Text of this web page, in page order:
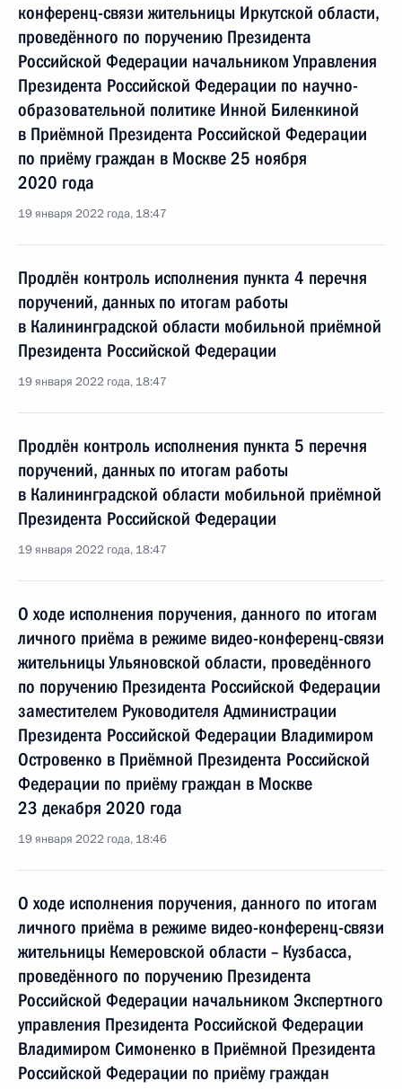
конференц-связи жительницы Иркутской области,
проведённого по поручению Президента
Российской Федерации начальником Управления
Президента Российской Федерации по научно-
образовательной политике Инной Биленкиной
в Приёмной Президента Российской Федерации
по приёму граждан в Москве 25 ноября
2020 года
19 января 2022 года, 18:47
Продлён контроль исполнения пункта 4 перечня
поручений, данных по итогам работы
в Калининградской области мобильной приёмной
Президента Российской Федерации
19 января 2022 года, 18:47
Продлён контроль исполнения пункта 5 перечня
поручений, данных по итогам работы
в Калининградской области мобильной приёмной
Президента Российской Федерации
19 января 2022 года, 18:47
О ходе исполнения поручения, данного по итогам
личного приёма в режиме видео-конференц-связи
жительницы Ульяновской области, проведённого
по поручению Президента Российской Федерации
заместителем Руководителя Администрации
Президента Российской Федерации Владимиром
Островенко в Приёмной Президента Российской
Федерации по приёму граждан в Москве
23 декабря 2020 года
19 января 2022 года, 18:46
О ходе исполнения поручения, данного по итогам
личного приёма в режиме видео-конференц-связи
жительницы Кемеровской области – Кузбасса,
проведённого по поручению Президента
Российской Федерации начальником Экспертного
управления Президента Российской Федерации
Владимиром Симоненко в Приёмной Президента
Российской Федерации по приёму граждан